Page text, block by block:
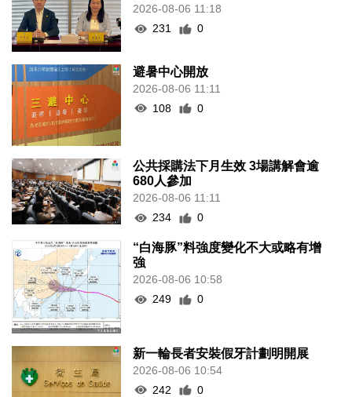
2026-08-06 11:18
231
0
避暑中心開放
2026-08-06 11:11
108
0
公共採購法下月生效 3場講解會逾
680人參加
2026-08-06 11:11
234
0
“白海豚”料強度變化不大或略有增
強
2026-08-06 10:58
249
0
新一輪長者安裝假牙計劃明開展
2026-08-06 10:54
242
0